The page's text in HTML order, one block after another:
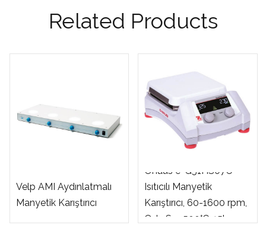
Related Products
Velp AMI Aydınlatmalı
Manyetik Karıştırıcı
Ohaus e-G51HS07C
Isıtıcılı Manyetik
Karıştırıcı, 60-1600 rpm,
Oda Sıc-500°C, 15l